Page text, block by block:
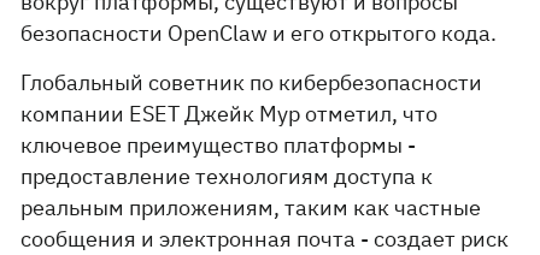
безопасности OpenClaw и его открытого кода.
Глобальный советник по кибербезопасности
компании ESET Джейк Мур отметил, что
ключевое преимущество платформы -
предоставление технологиям доступа к
реальным приложениям, таким как частные
сообщения и электронная почта - создает риск